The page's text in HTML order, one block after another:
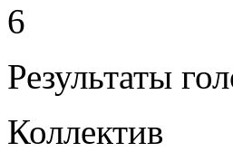
6
Результаты
Коллектив